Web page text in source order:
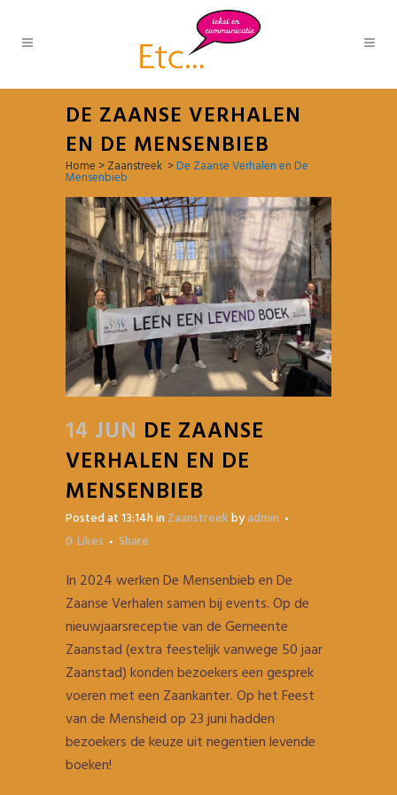
DE ZAANSE VERHALEN
EN DE MENSENBIEB
Home >Zaanstreek >De Zaanse Verhalen en De
Mensenbieb
14 JUN DE ZAANSE
VERHALEN EN DE
MENSENBIEB
Posted at 13:14hin Zaanstreekbyadmin
0 Likes Share
In 2024 werken De Mensenbieb en De
Zaanse Verhalen samen bij events. Op de
nieuwjaarsreceptie van de Gemeente
Zaanstad (extra feestelijk vanwege 50 jaar
Zaanstad) konden bezoekers een gesprek
voeren met een Zaankanter. Op het Feest
van de Mensheid op 23 juni hadden
bezoekers de keuze uit negentien levende
boeken!